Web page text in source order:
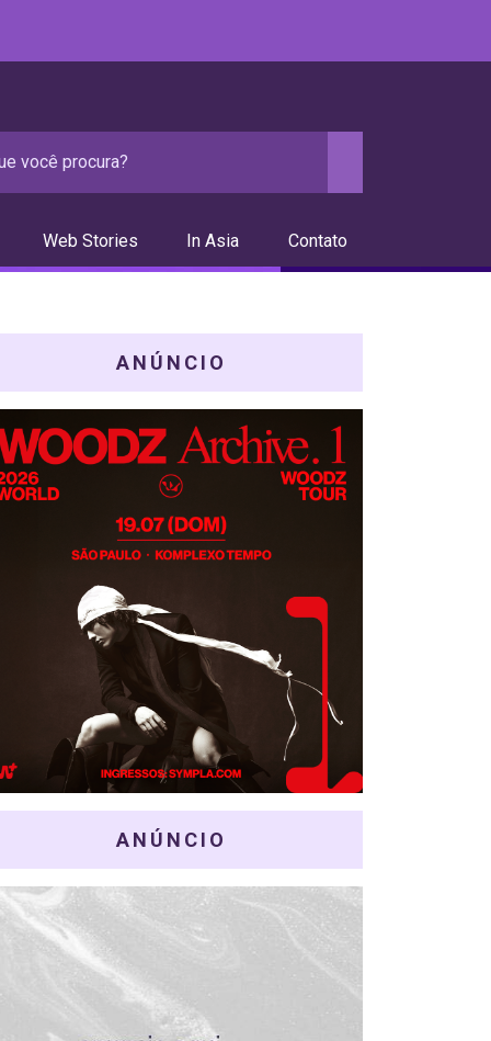
Web Stories In Asia Contato
ANÚNCIO
ANÚNCIO